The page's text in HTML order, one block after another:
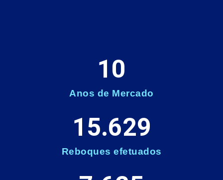
Anos de Mercado
10
Reboques efetuados
15.629